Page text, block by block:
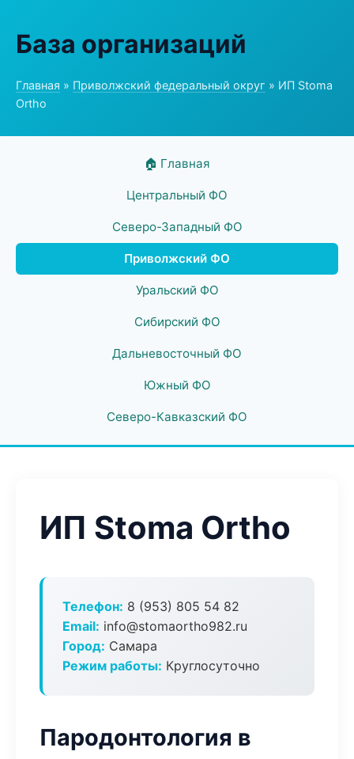
База организаций
Главная » Приволжский федеральный округ » ИП Stoma
Ortho
🏠 Главная
Центральный ФО
Северо-Западный ФО
Приволжский ФО
Уральский ФО
Сибирский ФО
Дальневосточный ФО
Южный ФО
Северо-Кавказский ФО
ИП Stoma Ortho
Телефон: 8 (953) 805 54 82
Email: info@stomaortho982.ru
Город: Самара
Режим работы: Круглосуточно
Пародонтология в